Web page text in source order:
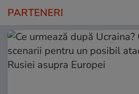
PARTENERI